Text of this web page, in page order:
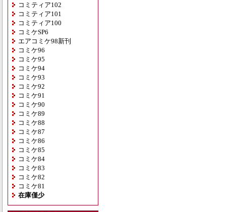
コミティア102
コミティア101
コミティア100
コミケSP6
エアコミケ98新刊
コミケ96
コミケ95
コミケ94
コミケ93
コミケ92
コミケ91
コミケ90
コミケ89
コミケ88
コミケ87
コミケ86
コミケ85
コミケ84
コミケ83
コミケ82
コミケ81
在庫僅少